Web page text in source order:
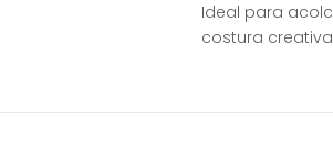
Ideal para
costura